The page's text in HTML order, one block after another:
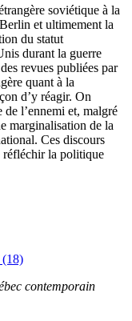
soviétique à la
et ultimement la
du statut
durant la guerre
revues publiées par
quant à la
d’y réagir. On
de l’ennemi et, malgré
marginalisation de la
Ces discours
réfléchir la politique
(18)
contemporain